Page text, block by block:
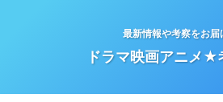
最新情報や考察をお届
ドラマ映画アニメ★